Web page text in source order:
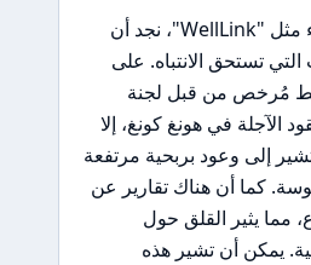
عند مراجعة وسطاء مثل "WellLink"، نجد أن
تستحق الانتباه. على
مُرخص من قبل لجنة
الآجلة في هونغ كونغ، إلا
إلى وعود بربحية مرتفعة
كما أن هناك تقارير عن
مما يثير القلق حول
يمكن أن تشير هذه